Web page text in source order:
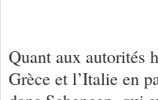
Quant aux autorités
Grèce et l’Italie en